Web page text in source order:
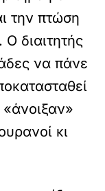
την πτώση
διαιτητής
να πάνε
κι